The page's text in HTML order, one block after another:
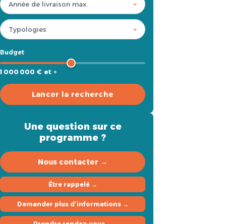
Budget
1 000 000 € et +
Lancer la recherche
Une question sur ce
programme ?
Nous contacter →
Être rappelé →
Demander plus d’informations →